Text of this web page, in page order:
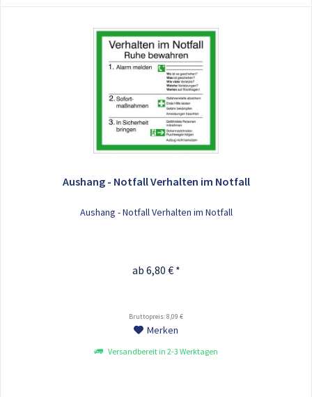
Aushang - Notfall Verhalten im Notfall
Aushang - Notfall Verhalten im Notfall
ab 6,80 € *
Bruttopreis: 8,09 €
Merken
Versandbereit in 2-3 Werktagen